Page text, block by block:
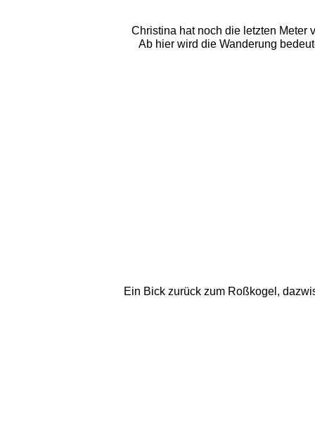
Christina hat noch die letzten Meter
Ab hier wird die Wanderung
Ein Bick zurück zum Roßkogel,